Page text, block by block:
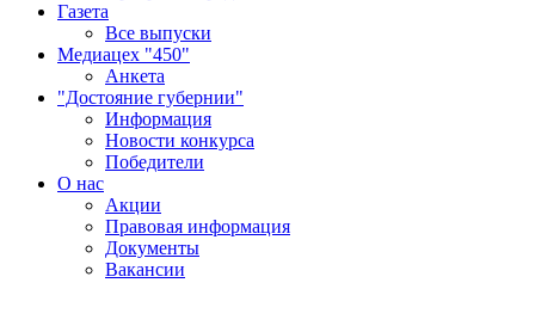
Газета
Все выпуски
Медиацех "450"
Анкета
"Достояние губернии"
Информация
Новости конкурса
Победители
О нас
Акции
Правовая информация
Документы
Вакансии